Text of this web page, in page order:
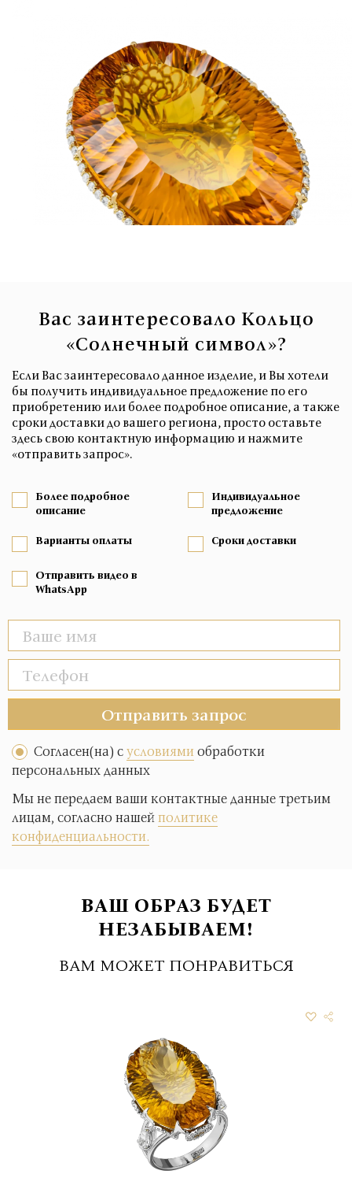
Вас заинтересовало Кольцо
«Солнечный символ»?
Если Вас заинтересовало данное изделие, и Вы хотели
бы получить индивидуальное предложение по его
приобретению или более подробное описание, а также
сроки доставки до вашего региона, просто оставьте
здесь свою контактную информацию и нажмите
«отправить запрос».
Более подробное
описание
Индивидуальное
предложение
Варианты оплаты Сроки доставки
Отправить видео в
WhatsApp
Отправить запрос
Согласен(на) сусловиямиобработки
персональных данных
Мы не передаем ваши контактные данные третьим
лицам, согласно нашейполитике
конфиденциальности.
ВАШ ОБРАЗ БУДЕТ
НЕЗАБЫВАЕМ!
ВАМ МОЖЕТ ПОНРАВИТЬСЯ